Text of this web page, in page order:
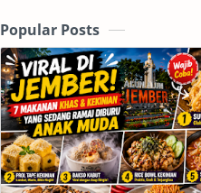
Popular Posts